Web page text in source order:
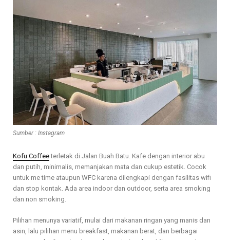
Sumber : Instagram
Kofu Coffeeterletak di Jalan Buah Batu. Kafe dengan interior abu
dan putih, minimalis, memanjakan mata dan cukup estetik. Cocok
untuk me time ataupun WFC karena dilengkapi dengan fasilitas wifi
dan stop kontak. Ada area indoor dan outdoor, serta area smoking
dan non smoking.
Pilihan menunya variatif, mulai dari makanan ringan yang manis dan
asin, lalu pilihan menu breakfast, makanan berat, dan berbagai